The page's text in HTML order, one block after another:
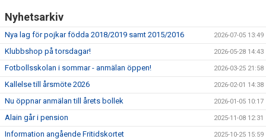
Nyhetsarkiv
Nya lag för pojkar födda 2018/2019 samt 2015/2016 2026-07-05 13:49
Klubbshop på torsdagar! 2026-05-28 14:43
Fotbollsskolan i sommar - anmälan öppen! 2026-03-25 21:58
Kallelse till årsmöte 2026 2026-02-01 14:38
Nu öppnar anmälan till årets bollek 2026-01-05 10:17
Alain går i pension 2025-11-08 12:31
Information angående Fritidskortet 2025-10-25 15:59